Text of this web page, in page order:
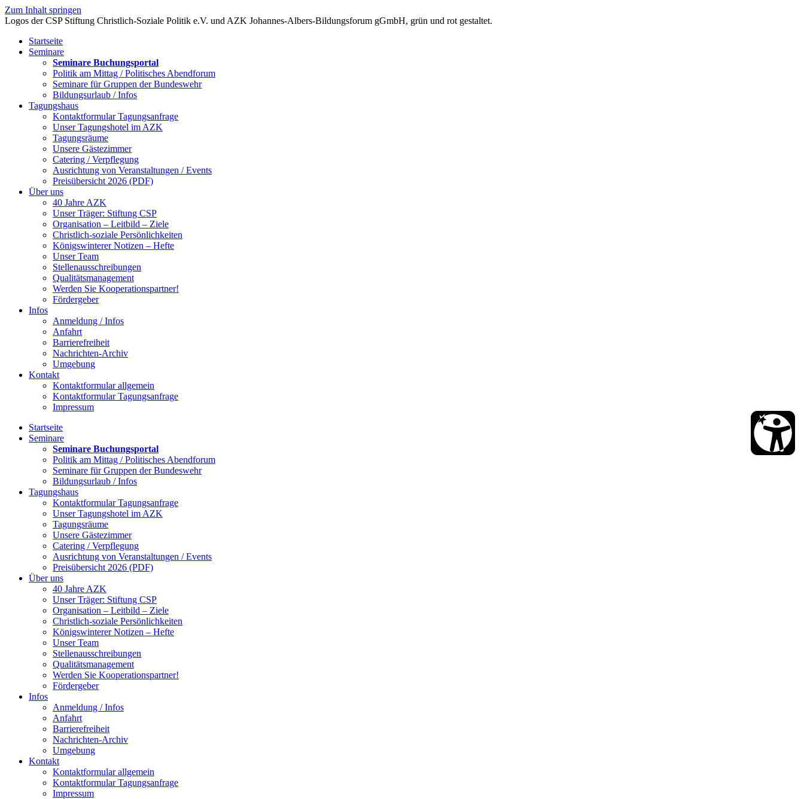
Zum Inhalt springen
Startseite
Seminare
Seminare Buchungsportal
Politik am Mittag / Politisches Abendforum
Seminare für Gruppen der Bundeswehr
Bildungsurlaub / Infos
Tagungshaus
Kontaktformular Tagungsanfrage
Unser Tagungshotel im AZK
Tagungsräume
Unsere Gästezimmer
Catering / Verpflegung
Ausrichtung von Veranstaltungen / Events
Preisübersicht 2026 (PDF)
Über uns
40 Jahre AZK
Unser Träger: Stiftung CSP
Organisation – Leitbild – Ziele
Christlich-soziale Persönlichkeiten
Königswinterer Notizen – Hefte
Unser Team
Stellenausschreibungen
Qualitätsmanagement
Werden Sie Kooperationspartner!
Fördergeber
Infos
Anmeldung / Infos
Anfahrt
Barrierefreiheit
Nachrichten-Archiv
Umgebung
Kontakt
Kontaktformular allgemein
Kontaktformular Tagungsanfrage
Impressum
Startseite
Seminare
Seminare Buchungsportal
Politik am Mittag / Politisches Abendforum
Seminare für Gruppen der Bundeswehr
Bildungsurlaub / Infos
Tagungshaus
Kontaktformular Tagungsanfrage
Unser Tagungshotel im AZK
Tagungsräume
Unsere Gästezimmer
Catering / Verpflegung
Ausrichtung von Veranstaltungen / Events
Preisübersicht 2026 (PDF)
Über uns
40 Jahre AZK
Unser Träger: Stiftung CSP
Organisation – Leitbild – Ziele
Christlich-soziale Persönlichkeiten
Königswinterer Notizen – Hefte
Unser Team
Stellenausschreibungen
Qualitätsmanagement
Werden Sie Kooperationspartner!
Fördergeber
Infos
Anmeldung / Infos
Anfahrt
Barrierefreiheit
Nachrichten-Archiv
Umgebung
Kontakt
Kontaktformular allgemein
Kontaktformular Tagungsanfrage
Impressum